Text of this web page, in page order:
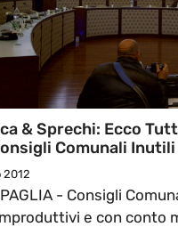
& Sprechi: Ecco
Comunali Inutili
2012
- Consigli
e con conto